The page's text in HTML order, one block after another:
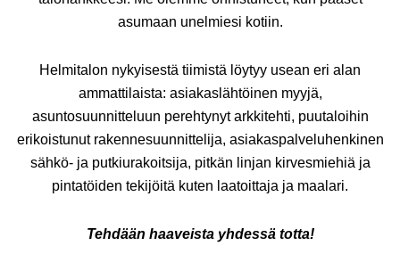
asumaan unelmiesi kotiin.
Helmitalon nykyisestä tiimistä löytyy usean eri alan
ammattilaista: asiakaslähtöinen myyjä,
asuntosuunnitteluun perehtynyt arkkitehti, puutaloihin
erikoistunut rakennesuunnittelija, asiakaspalveluhenkinen
sähkö- ja putkiurakoitsija, pitkän linjan kirvesmiehiä ja
pintatöiden tekijöitä kuten laatoittaja ja maalari.
Tehdään haaveista yhdessä totta!